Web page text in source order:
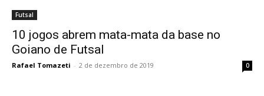
Futsal
10 jogos abrem mata-mata da base no
Goiano de Futsal
Rafael Tomazeti - 2 de dezembro de 2019 0